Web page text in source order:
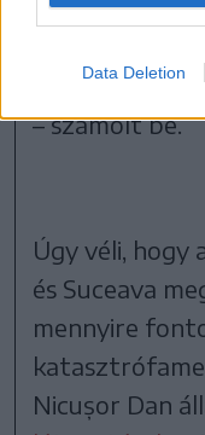
Data Deletion
ennyi
– számolt be.
Úgy véli,
és Suceava
mennyire
Nicușor Dan